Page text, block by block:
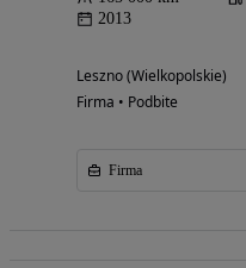
2013
Leszno (Wielkopolskie)
Firma • Podbite
Firma